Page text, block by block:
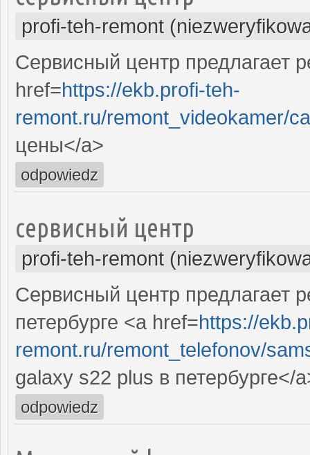
profi-teh-remont
Сервисный центр предлагает
href=https://ekb.profi-teh-
remont.ru/remont_videokamer/
цены</a>
odpowiedz
сервисный центр
profi-teh-remont
Сервисный центр предлагает
петербурге <a href=https://
remont.ru/remont_telefonov/
galaxy s22 plus в петербурге</
odpowiedz